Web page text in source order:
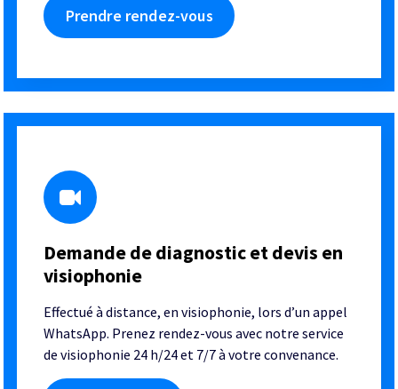
Prendre rendez-vous
Demande de diagnostic et devis en
visiophonie
Effectué à distance, en visiophonie, lors d’un appel
WhatsApp. Prenez rendez-vous avec notre service
de visiophonie 24 h/24 et 7/7 à votre convenance.